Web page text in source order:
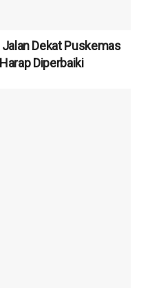
Dekat Puskemas
Diperbaiki